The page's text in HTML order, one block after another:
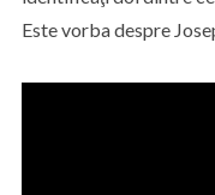
Este vorba despre